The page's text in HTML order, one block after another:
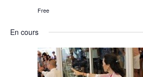
Free
En cours